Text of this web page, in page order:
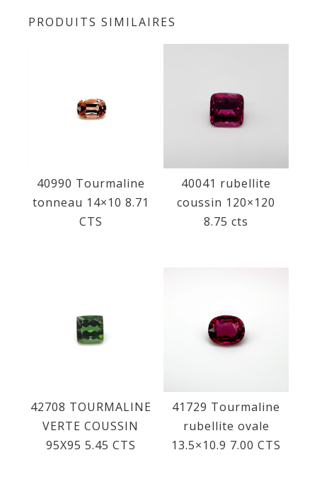
PRODUITS SIMILAIRES
40990 Tourmaline
tonneau 14×10 8.71
CTS
40041 rubellite
coussin 120×120
8.75 cts
42708 TOURMALINE
VERTE COUSSIN
95X95 5.45 CTS
41729 Tourmaline
rubellite ovale
13.5×10.9 7.00 CTS